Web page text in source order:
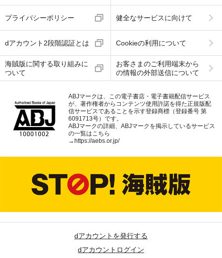
プライバシーポリシー 健全なサービスに向けて
dアカウント2段階認証とは Cookieの利用について
海賊版に関する取り組みに
ついて
お客さまのご利用端末から
の情報の外部送信について
ABJマークは、この電子書店・電子書籍配信サービス
が、著作権者からコンテンツ使用許諾を得た正規版配
信サービスであることを示す登録商標（登録番号 第
6091713号）です。
ABJマークの詳細、ABJマークを掲示しているサービス
の一覧はこちら
→ https://aebs.or.jp/
dアカウントを発行する
dアカウントログイン